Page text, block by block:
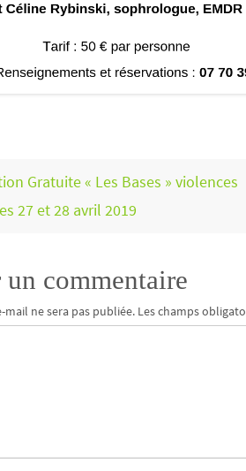
Gratuite « Les Bases » violences
27 et 28 avril 2019
un commentaire
mail ne sera pas publiée. Les champs